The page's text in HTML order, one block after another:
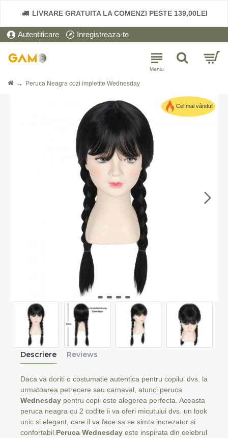
LIVRARE GRATUITA LA COMENZI PESTE 139,00LEI
Autentificare Inregistreaza-te
Peruca Neagra cozi impletite Wednesday
Cel mai vândut
Descriere Reviews
Daca va doriti o costumatie autentica pentru copilul dvs. la
urmatoarea petrecere sau carnaval, atunci peruca
Wednesday pentru copii este alegerea perfecta. Aceasta
peruca neagra cu 2 codite ii va oferi micutului dvs. un look
unic si elegant, care il va face sa se simta increzator si
confortabil. Peruca Wednesday este inspirata din celebrul